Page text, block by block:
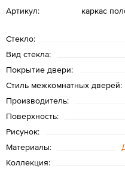
Артикул:
каркас
Стекло:
Вид стекла:
Покрытие двери:
Стиль межкомнатных дверей:
Производитель:
Поверхность:
Рисунок:
Материалы:
Коллекция: